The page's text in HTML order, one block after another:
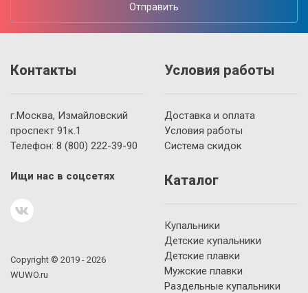
Отправить
Контакты
г.Москва, Измайловский
проспект 91к.1
Телефон: 8 (800) 222-39-90
Ищи нас в соцсетях
Copyright © 2019 - 2026
WUWO.ru
Условия работы
Доставка и оплата
Условия работы
Система скидок
Каталог
Купальники
Детские купальники
Детские плавки
Мужские плавки
Раздельные купальники